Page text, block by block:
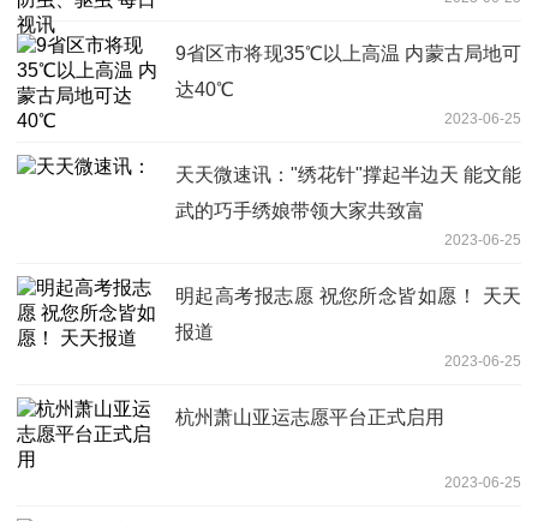
9省区市将现35℃以上高温 内蒙古局地可
达40℃
2023-06-25
天天微速讯："绣花针"撑起半边天 能文能
武的巧手绣娘带领大家共致富
2023-06-25
明起高考报志愿 祝您所念皆如愿！ 天天
报道
2023-06-25
杭州萧山亚运志愿平台正式启用
2023-06-25